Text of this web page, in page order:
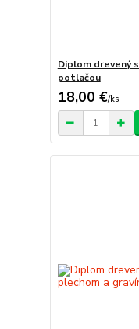
Diplom drevený
potlačou
18,00 €/ks